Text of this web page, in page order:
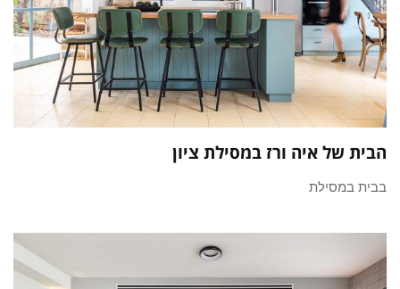
הבית של איה ורז במסילת ציון
בבית במסילת